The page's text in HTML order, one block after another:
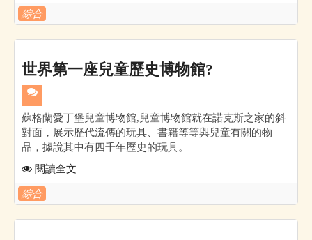
綜合
世界第一座兒童歷史博物館?
蘇格蘭愛丁堡兒童博物館,兒童博物館就在諾克斯之家的斜
對面，展示歷代流傳的玩具、書籍等等與兒童有關的物
品，據說其中有四千年歷史的玩具。
閱讀全文
綜合